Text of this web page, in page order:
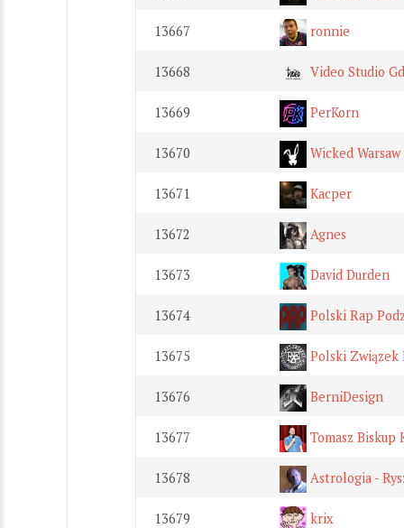
13667 ronnie
13668 Video Studio
13669 PerKorn
13670 Wicked Warsaw
13671 Kacper
13672 Agnes
13673 David Durden
13674 Polski Rap
13675 Polski
13676 BerniDesign
13677 Tomasz Biskup
13678 Astrologia -
13679 krix